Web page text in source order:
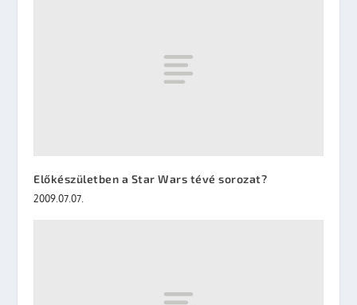
Előkészületben a Star Wars tévé sorozat?
2009.07.07.